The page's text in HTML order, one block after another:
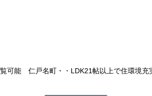
可能 仁戸名町・・LDK21帖以上で住環境充